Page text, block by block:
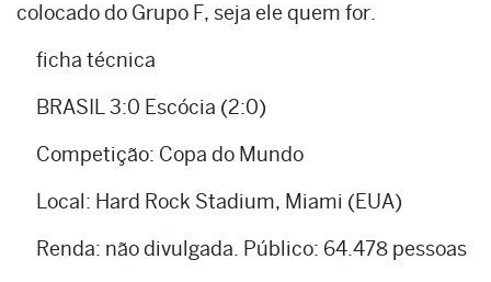
colocado do Grupo F, seja ele quem for.
ficha técnica
BRASIL 3:0 Escócia (2:0)
Competição: Copa do Mundo
Local: Hard Rock Stadium, Miami (EUA)
Renda: não divulgada. Público: 64.478 pessoas